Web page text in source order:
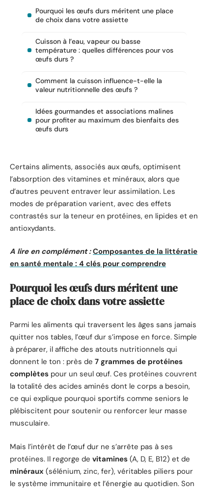
Pourquoi les œufs durs méritent une place
de choix dans votre assiette
Cuisson à l’eau, vapeur ou basse
température : quelles différences pour vos
œufs durs ?
Comment la cuisson influence-t-elle la
valeur nutritionnelle des œufs ?
Idées gourmandes et associations malines
pour profiter au maximum des bienfaits des
œufs durs
Certains aliments, associés aux œufs, optimisent
l’absorption des vitamines et minéraux, alors que
d’autres peuvent entraver leur assimilation. Les
modes de préparation varient, avec des effets
contrastés sur la teneur en protéines, en lipides et en
antioxydants.
A lire en complément : Composantes de la littératie
en santé mentale : 4 clés pour comprendre
Pourquoi les œufs durs méritent une
place de choix dans votre assiette
Parmi les aliments qui traversent les âges sans jamais
quitter nos tables, l’œuf dur s’impose en force. Simple
à préparer, il affiche des atouts nutritionnels qui
donnent le ton : près de 7 grammes de protéines
complètes pour un seul œuf. Ces protéines couvrent
la totalité des acides aminés dont le corps a besoin,
ce qui explique pourquoi sportifs comme seniors le
plébiscitent pour soutenir ou renforcer leur masse
musculaire.
Mais l’intérêt de l’œuf dur ne s’arrête pas à ses
protéines. Il regorge de vitamines (A, D, E, B12) et de
minéraux (sélénium, zinc, fer), véritables piliers pour
le système immunitaire et l’énergie au quotidien. Son